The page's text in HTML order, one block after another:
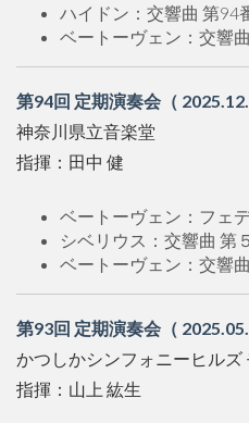
ハイドン：交響曲 第94
ベートーヴェン：交響
第94回 定期演奏会（
神奈川県立音楽堂
指揮：田中 健
ベートーヴェン：フェ
シベリウス：交響曲 第
ベートーヴェン：交響
第93回 定期演奏会（
かつしかシンフォニーヒルズ
指揮：山上 紘生